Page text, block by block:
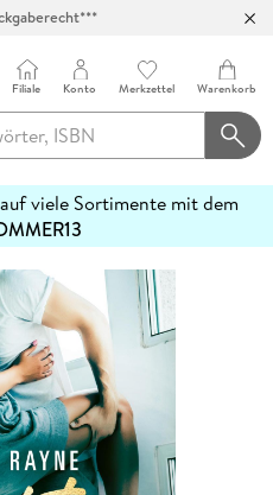
Filiale Konto Merkzettel Warenkorb
viele Sortimente mit dem